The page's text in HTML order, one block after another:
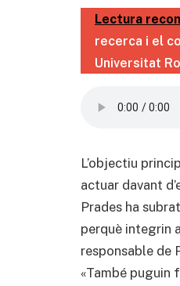
Lectura
recerca i el
Universitat
L’objectiu
actuar davant
Prades ha
perquè integrin
responsable de
«També puguin